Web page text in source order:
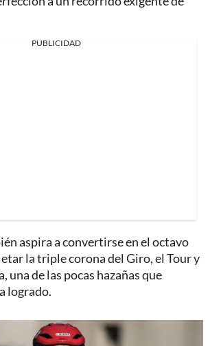
PUBLICIDAD
aspira a convertirse en el octavo
la triple corona del Giro, el Tour y
una de las pocas hazañas que
logrado.